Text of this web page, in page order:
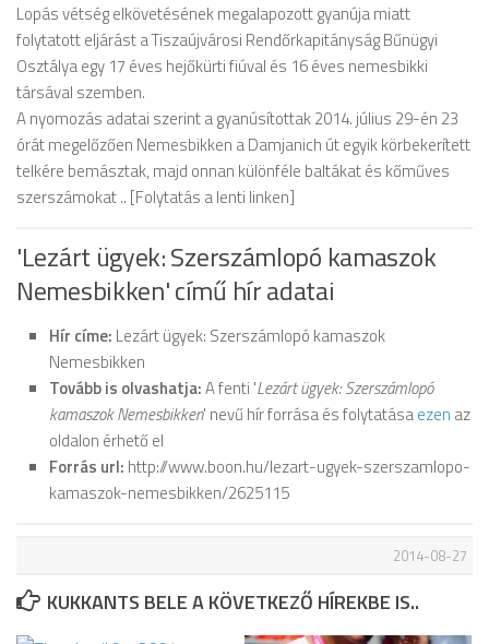
Lopás vétség elkövetésének megalapozott gyanúja miatt
folytatott eljárást a Tiszaújvárosi Rendőrkapitányság Bűnügyi
Osztálya egy 17 éves hejőkürti fiúval és 16 éves nemesbikki
társával szemben.
A nyomozás adatai szerint a gyanúsítottak 2014. július 29-én 23
órát megelőzően Nemesbikken a Damjanich út egyik körbekerített
telkére bemásztak, majd onnan különféle baltákat és kőműves
szerszámokat .. [Folytatás a lenti linken]
'Lezárt ügyek: Szerszámlopó kamaszok
Nemesbikken' című hír adatai
Hír címe: Lezárt ügyek: Szerszámlopó kamaszok
Nemesbikken
Tovább is olvashatja:A fenti 'Lezárt ügyek: Szerszámlopó
kamaszok Nemesbikken' nevű hír forrása és folytatásaezen az
oldalon érhető el
Forrás url: http://www.boon.hu/lezart-ugyek-szerszamlopo-
kamaszok-nemesbikken/2625115
2014-08-27
KUKKANTS BELE A KÖVETKEZŐ HÍREKBE IS..